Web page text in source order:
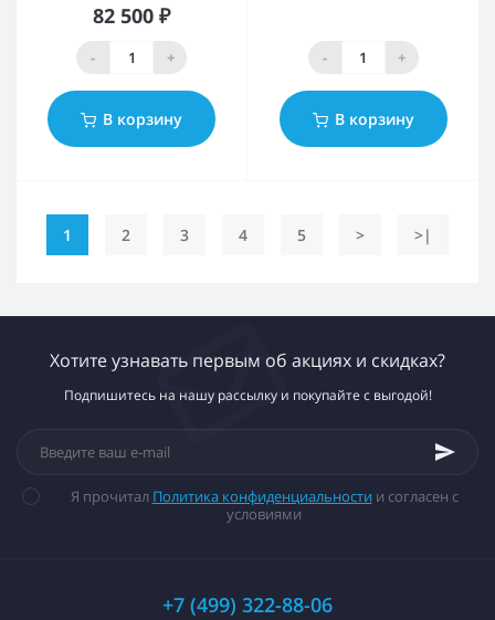
82 500 ₽
- +
В корзину
- +
В корзину
1 2 3 4 5 > >|
Хотите узнавать первым об акциях и скидках?
Подпишитесь на нашу рассылку и покупайте с выгодой!
Я прочитал Политика конфиденциальности и согласен с
условиями
+7 (499) 322-88-06